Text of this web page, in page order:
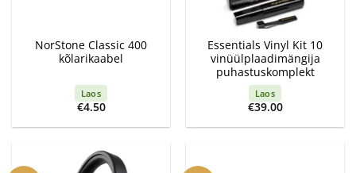
NorStone Classic 400
kõlarikaabel
Laos
€4.50
Essentials Vinyl Kit 10
vinüülplaadimängija
puhastuskomplekt
Laos
€39.00